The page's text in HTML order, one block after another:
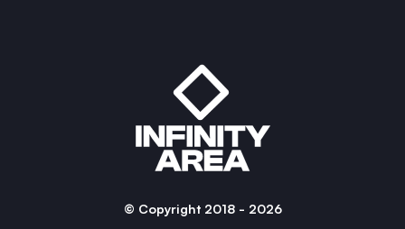
© Copyright 2018 - 2026